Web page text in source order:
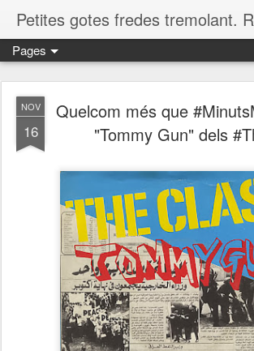
Pages
NOV
16
Quelcom més que
"Tommy Gun" dels